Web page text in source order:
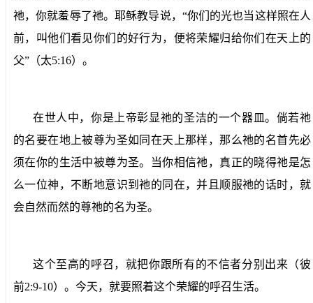
祂，你就羞辱了祂。耶稣教导说，“你们的光也当这样照在人
前，叫他们看见你们的好行为，便将荣耀归给你们在天上的
父”（太5:16）。
在世人中，你是上帝彰显祂的圣洁的一个器皿。倘若祂
的名要在地上被尊为圣如同在天上那样，那么祂的名首先必
须在你的生活中被尊为圣。当你相信祂，真正的晓得祂是怎
么一位神，不断地意识到祂的同在，并且顺服祂的话时，就
会自然而然的尊祂的名为圣。
这个至高的呼召，就把你跟所有的不信者分别出来（彼
前2:9-10）。今天，就要照着这个荣耀的呼召生活。